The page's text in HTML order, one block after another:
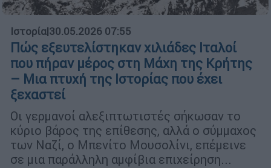
Ιστορία|30.05.2026 07:55
Πώς εξευτελίστηκαν χιλιάδες Ιταλοί
που πήραν μέρος στη Μάχη της Κρήτης
– Μια πτυχή της Ιστορίας που έχει
ξεχαστεί
Οι γερμανοί αλεξιπτωτιστές σήκωσαν το
κύριο βάρος της επίθεσης, αλλά ο σύμμαχος
των Ναζί, ο Μπενίτο Μουσολίνι, επέμεινε
σε μια παράλληλη αμφίβια επιχείρηση...